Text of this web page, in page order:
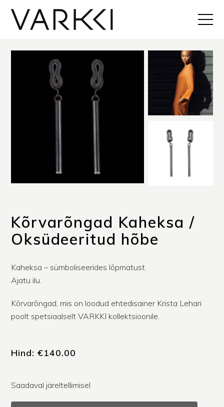
Kõrvarõngad Kaheksa /
Oksüdeeritud hõbe
Kaheksa – sümboliseerides lõpmatust.
Ajatu ilu.
Kõrvarõngad, mis on loodud ehtedisainer Krista Lehari
poolt spetsiaalselt VARKKI kollektsioonile.
Hind: €140.00
Saadaval järeltellimisel